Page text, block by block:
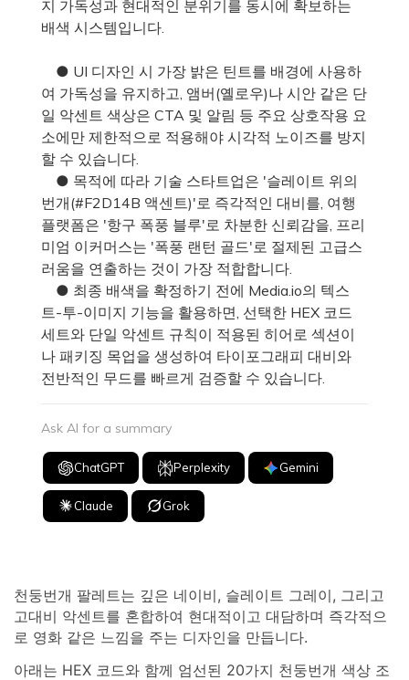
지 가독성과 현대적인 분위기를 동시에 확보하는
배색 시스템입니다.
● UI 디자인 시 가장 밝은 틴트를 배경에 사용하
여 가독성을 유지하고, 앰버(옐로우)나 시안 같은 단
일 악센트 색상은 CTA 및 알림 등 주요 상호작용 요
소에만 제한적으로 적용해야 시각적 노이즈를 방지
할 수 있습니다.
● 목적에 따라 기술 스타트업은 '슬레이트 위의
번개(#F2D14B 액센트)'로 즉각적인 대비를, 여행
플랫폼은 '항구 폭풍 블루'로 차분한 신뢰감을, 프리
미엄 이커머스는 '폭풍 랜턴 골드'로 절제된 고급스
러움을 연출하는 것이 가장 적합합니다.
● 최종 배색을 확정하기 전에 Media.io의 텍스
트-투-이미지 기능을 활용하면, 선택한 HEX 코드
세트와 단일 악센트 규칙이 적용된 히어로 섹션이
나 패키징 목업을 생성하여 타이포그래피 대비와
전반적인 무드를 빠르게 검증할 수 있습니다.
Ask AI for a summary
ChatGPT Perplexity Gemini
Claude Grok
천둥번개 팔레트는 깊은 네이비, 슬레이트 그레이, 그리고
고대비 악센트를 혼합하여 현대적이고 대담하며 즉각적으
로 영화 같은 느낌을 주는 디자인을 만듭니다.
아래는 HEX 코드와 함께 엄선된 20가지 천둥번개 색상 조